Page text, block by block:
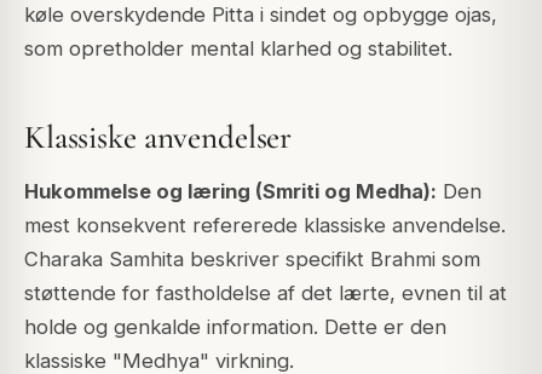
køle overskydende Pitta i sindet og opbygge ojas,
som opretholder mental klarhed og stabilitet.
Klassiske anvendelser
Hukommelse og læring (Smriti og Medha): Den
mest konsekvent refererede klassiske anvendelse.
Charaka Samhita beskriver specifikt Brahmi som
støttende for fastholdelse af det lærte, evnen til at
holde og genkalde information. Dette er den
klassiske "Medhya" virkning.